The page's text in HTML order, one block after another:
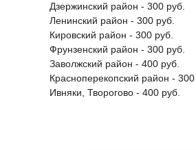
Дзержинский район - 300 руб.
Ленинский район - 300 руб.
Кировский район - 300 руб.
Фрунзенский район - 300 руб.
Заволжский район - 400 руб.
Красноперекопский район - 300
Ивняки, Творогово - 400 руб.